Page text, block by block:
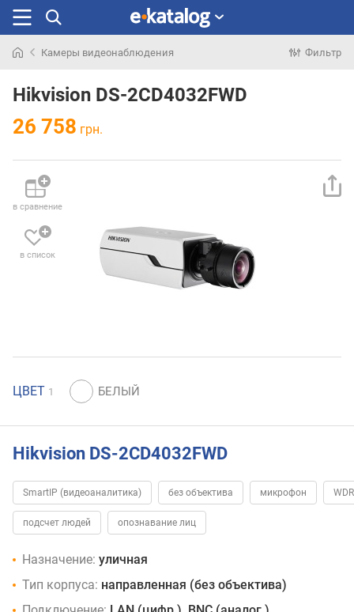
раньше
Камеры видеонаблюдения Фильтр
Hikvision DS-2CD4032FWD
26 758 грн.
в сравнение
в список
ЦВЕТ 1
Hikvision DS-2CD4032FWD
SmartIP (видеоаналитика) без объектива микрофон WDR
подсчет людей опознавание лиц
Назначение: уличная
Тип корпуса: направленная (без объектива)